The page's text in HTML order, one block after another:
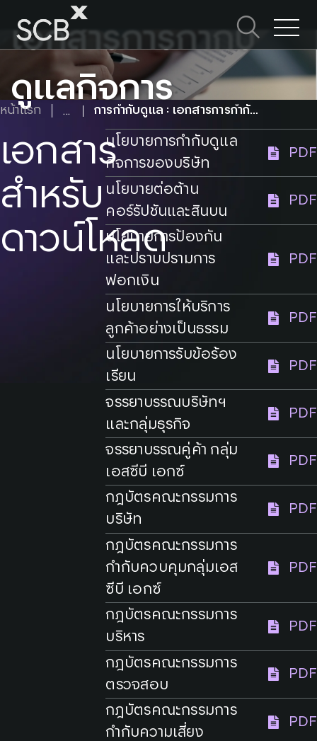
content
ค้นหาใน SCBX
Search
for:
เอกสารการกำกับ
ดูแลกิจการ
หน้าแรก การกำกับดูแล : เอกสารการกำกับดูแลกิจการ
เอกสาร
สำหรับ
ดาวน์โหลด
นโยบายการกำกับดูแล
กิจการของบริษัท
PDF
นโยบายต่อต้าน
คอร์รัปชันและสินบน
PDF
นโยบายการป้องกัน
และปราบปรามการ
ฟอกเงิน
PDF
นโยบายการให้บริการ
ลูกค้าอย่างเป็นธรรม
PDF
นโยบายการรับข้อร้อง
เรียน
PDF
จรรยาบรรณบริษัทฯ
และกลุ่มธุรกิจ
PDF
จรรยาบรรณคู่ค้า กลุ่ม
เอสซีบี เอกซ์
PDF
กฎบัตรคณะกรรมการ
บริษัท
PDF
กฎบัตรคณะกรรมการ
กำกับควบคุมกลุ่มเอส
ซีบี เอกซ์
PDF
กฎบัตรคณะกรรมการ
บริหาร
PDF
กฎบัตรคณะกรรมการ
ตรวจสอบ
PDF
กฎบัตรคณะกรรมการ
กำกับความเสี่ยง
PDF